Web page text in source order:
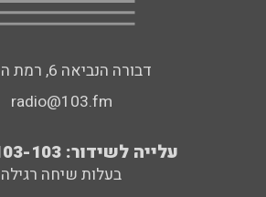
דבורה הנביאה 6, רמת השרון
radio@103.fm
עלייה לשידור: 0552-103-103
בעלות שיחה רגילה